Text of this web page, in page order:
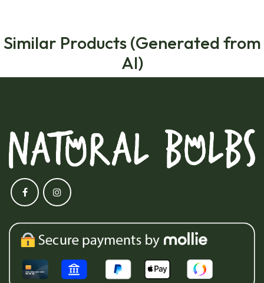
Similar Products (Generated from
AI)